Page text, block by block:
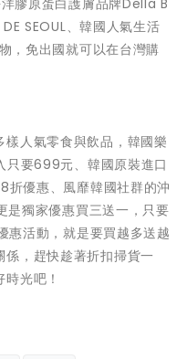
膠原蛋白護膚品牌Della B
SEOUL、韓國人氣生活
免出國就可以在台灣購
人氣零食與飲品， 韓國樂
只要699元、 韓國原裝進口
折優惠、風靡韓國社群的沖
獨家優惠買三送一，只要
惠活動，就是要買越多送越
，趕快趁著折扣掃貨一
光吧！